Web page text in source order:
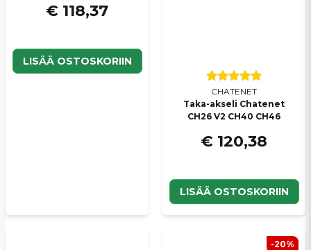
€ 118,37
LISÄÄ OSTOSKORIIN
CHATENET
Taka-akseli Chatenet
CH26 V2 CH40 CH46
€ 120,38
LISÄÄ OSTOSKORIIN
-20%